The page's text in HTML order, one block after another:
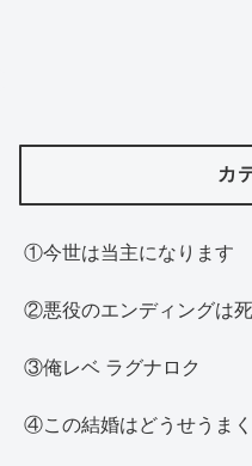
カ
①今世は当主になります
②悪役のエンディングは
③俺レベ ラグナロク
④この結婚はどうせうま